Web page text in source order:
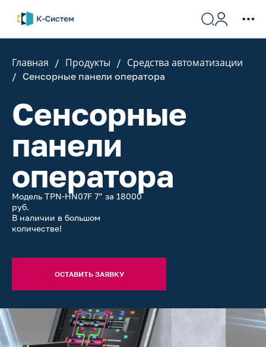
Главная Продукты Средства автоматизации
Сенсорные панели оператора
Сенсорные
панели
оператора
Модель TPN-HN07F 7” за 18000
руб.
В наличии в большом
количестве!
ОСТАВИТЬ ЗАЯВКУ